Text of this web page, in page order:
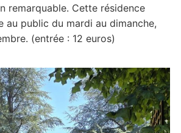
remarquable. Cette résidence
au public du mardi au dimanche,
(entrée : 12 euros)